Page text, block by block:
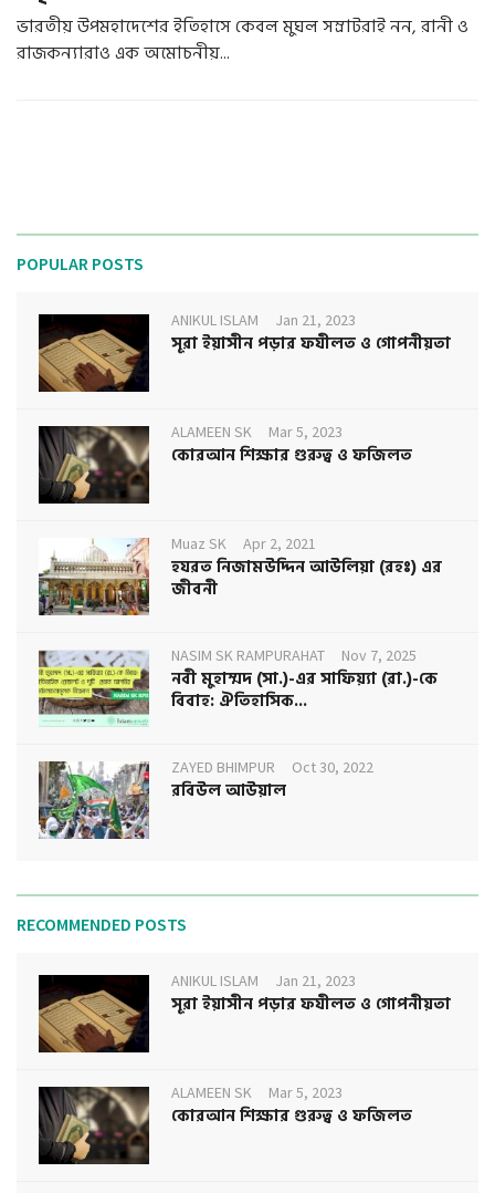
ভারতীয় উপমহাদেশের ইতিহাসে কেবল মুঘল সম্রাটরাই নন, রানী ও
রাজকন্যারাও এক অমোচনীয়...
POPULAR POSTS
ANIKUL ISLAM Jan 21, 2023
সূরা ইয়াসীন পড়ার ফযীলত ও গোপনীয়তা
ALAMEEN SK Mar 5, 2023
কোরআন শিক্ষার গুরুত্ব ও ফজিলত
Muaz SK Apr 2, 2021
হযরত নিজামউদ্দিন আউলিয়া (রহঃ) এর
জীবনী
NASIM SK RAMPURAHAT Nov 7, 2025
নবী মুহাম্মদ (সা.)-এর সাফিয়্যা (রা.)-কে
বিবাহ: ঐতিহাসিক...
ZAYED BHIMPUR Oct 30, 2022
রবিউল আউয়াল
RECOMMENDED POSTS
ANIKUL ISLAM Jan 21, 2023
সূরা ইয়াসীন পড়ার ফযীলত ও গোপনীয়তা
ALAMEEN SK Mar 5, 2023
কোরআন শিক্ষার গুরুত্ব ও ফজিলত